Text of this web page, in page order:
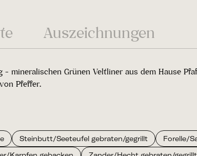
Auszeichnungen
mineralischen Grünen Veltliner aus dem Hause
Pfeffer.
Steinbutt/Seeteufel gebraten/gegrillt Forelle/